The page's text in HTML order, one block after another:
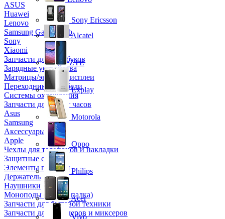
ASUS
Huawei
Lenovo
Samsung Galaxy Tab
Sony
Xiaomi
Запчасти для ноутбуков
Зарядные устройства
Матрицы/экраны/дисплеи
Переходники и кабели
Системы охлаждения
Запчасти для смарт часов
Asus
Samsung
Аксессуары
Apple
Чехлы для телефонов и накладки
Защитные стекла
Элементы питания
Держатель
Наушники
Моноподы (Селфи палка)
Запчасти для бытовой техники
Запчасти для блендеров и миксеров
Sony Ericsson
Alcatel
ZTE
Explay
Motorola
Oppo
Philips
Acer
Vivo